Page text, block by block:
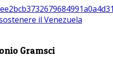
il Venezuela
Gramsci